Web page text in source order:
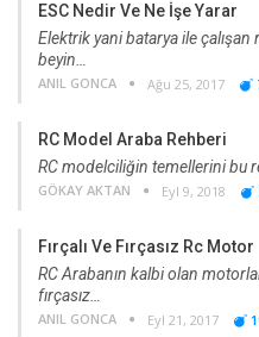
ESC Nedir Ve Ne İşe Yarar
Elektrik yani batarya ile
beyin…
ANIL GONCA Ağu 25, 2017
RC Model Araba Rehberi
RC modelciliğin temellerini bu
GÖKAY AKTAN Eyl 9, 2018
Fırçalı Ve Fırçasız Rc Motor
RC Arabanın kalbi olan
fırçasız…
ANIL GONCA Eyl 21, 2017